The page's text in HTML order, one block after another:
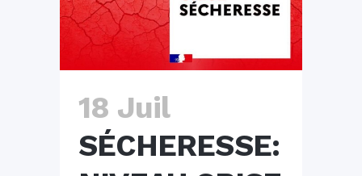
18 Juil
SÉCHERESSE: